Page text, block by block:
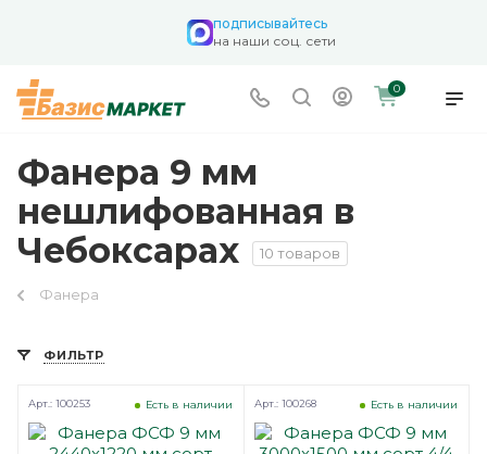
подписывайтесь
на наши соц. сети
0
Фанера 9 мм
нешлифованная в
Чебоксарах
10 товаров
Фанера
ФИЛЬТР
Есть в наличии
Арт.: 100253 Есть в наличии
Арт.: 100268